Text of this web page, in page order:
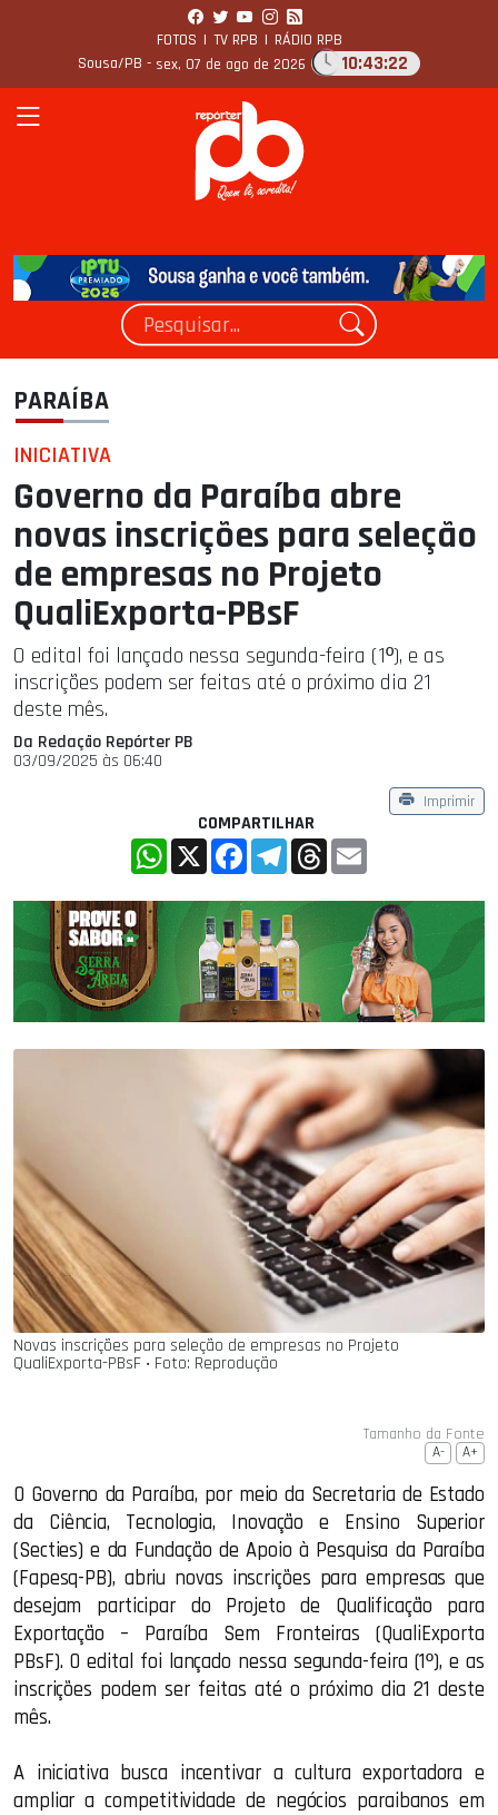
FOTOS | TV RPB | RÁDIO RPB
Sousa/PB - sex, 07 de ago de 2026 10:43:23
PARAÍBA
INICIATIVA
Governo da Paraíba abre
novas inscrições para seleção
de empresas no Projeto
QualiExporta-PBsF
O edital foi lançado nessa segunda-feira (1º), e as
inscrições podem ser feitas até o próximo dia 21
deste mês.
Da Redação Repórter PB
03/09/2025 às 06:40
Imprimir
COMPARTILHAR
WhatsApp
X FacebookTelegramThreads
Novas inscrições para seleção de empresas no Projeto
QualiExporta-PBsF ‧ Foto: Reprodução
Tamanho da Fonte
A- A+
O Governo da Paraíba, por meio da Secretaria de Estado
da Ciência, Tecnologia, Inovação e Ensino Superior
(Secties) e da Fundação de Apoio à Pesquisa da Paraíba
(Fapesq-PB), abriu novas inscrições para empresas que
desejam participar do Projeto de Qualificação para
Exportação – Paraíba Sem Fronteiras (QualiExporta
PBsF). O edital foi lançado nessa segunda-feira (1º), e as
inscrições podem ser feitas até o próximo dia 21 deste
mês.
A iniciativa busca incentivar a cultura exportadora e
ampliar a competitividade de negócios paraibanos em